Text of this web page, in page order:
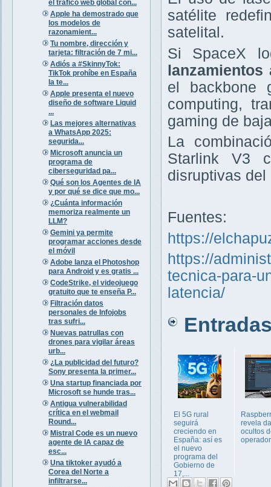
el tráfico web global con...
Apple ha demostrado que
los modelos de
razonamient...
Tu nombre, dirección y
tarjeta: filtración de 7 mi...
Adiós a #SkinnyTok:
TikTok prohíbe en España
la te...
Apple presenta el nuevo
diseño de software Liquid
...
Las mejores alternativas
a WhatsApp 2025:
segurida...
Microsoft anuncia un
programa de
ciberseguridad pa...
Qué son los Agentes de IA
y por qué se dice que mo...
¿Cuánta información
memoriza realmente un
LLM?
Gemini ya permite
programar acciones desde
el móvil
Adobe lanza el Photoshop
para Android y es gratis ...
CodeStrike, el videojuego
gratuito que te enseña P...
Filtración datos
personales de Infojobs
tras sufri...
Nuevas patrullas con
drones para vigilar áreas
urb...
¿La publicidad del futuro?
Sony presenta la primer...
Una startup financiada por
Microsoft se hunde tras...
Antigua vulnerabilidad
crítica en el webmail
Round...
Mistral Code es un nuevo
agente de IA capaz de
esc...
Una tiktoker ayudó a
Corea del Norte a
infiltrarse...
satélite
satelital.
Si SpaceX
el backbone
computing,
gaming de
La
Starlink V3
disruptivas
Fuentes:
https://
https://
tecnica-para-
latencia/
Entradas
El 5G rural
seguirá
creciendo en
España: así es
el nuevo
programa del
Gobierno de
17,...
revela
ocultos